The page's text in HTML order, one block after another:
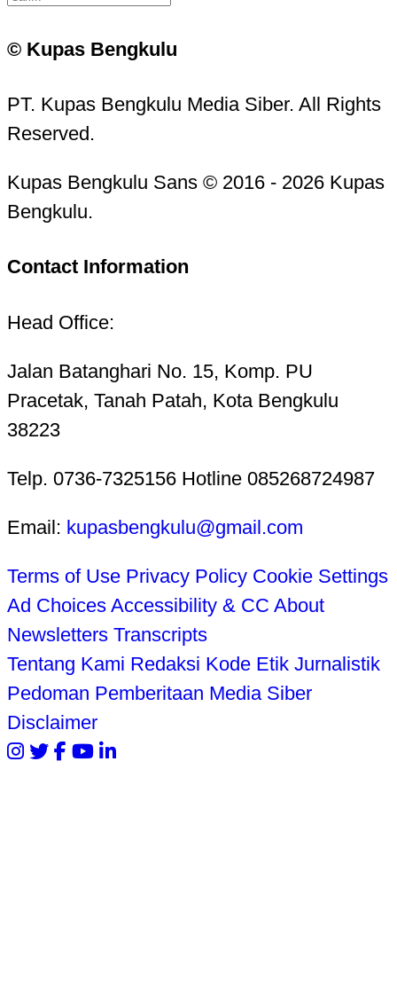
© Kupas Bengkulu
PT. Kupas Bengkulu Media Siber. All Rights
Reserved.
Kupas Bengkulu Sans © 2016 - 2026 Kupas
Bengkulu.
Contact Information
Head Office:
Jalan Batanghari No. 15, Komp. PU
Pracetak, Tanah Patah, Kota Bengkulu
38223
Telp. 0736-7325156 Hotline 085268724987
Email: kupasbengkulu@gmail.com
Terms of Use Privacy Policy Cookie Settings
Ad Choices Accessibility & CC About
Newsletters Transcripts
Tentang Kami Redaksi Kode Etik Jurnalistik
Pedoman Pemberitaan Media Siber
Disclaimer